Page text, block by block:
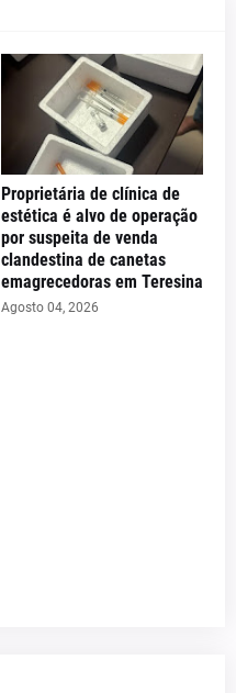
Proprietária de clínica de
estética é alvo de operação
por suspeita de venda
clandestina de canetas
emagrecedoras em Teresina
Agosto 04, 2026